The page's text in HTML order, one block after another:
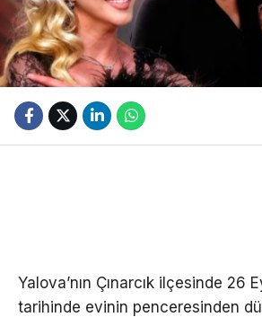
Yalova’nın Çınarcık ilçesinde 26
tarihinde evinin penceresinden